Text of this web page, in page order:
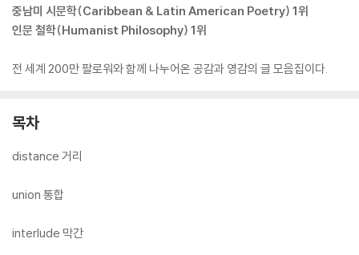
중남미 시문학(Caribbean & Latin American Poetry) 1위
인문 철학(Humanist Philosophy) 1위
전 세계 200만 팔로워와 함께 나누어온 공감과 영감의 글 모음집이다.
목차
distance 거리
union 통합
interlude 막간